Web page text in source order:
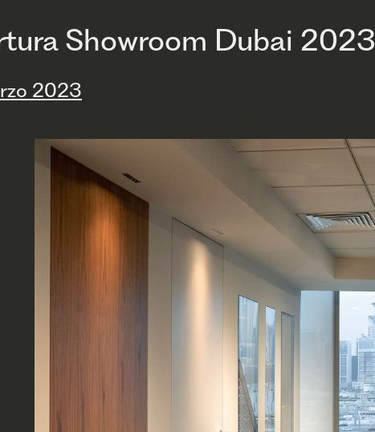
Showroom Dubai 2023
2023